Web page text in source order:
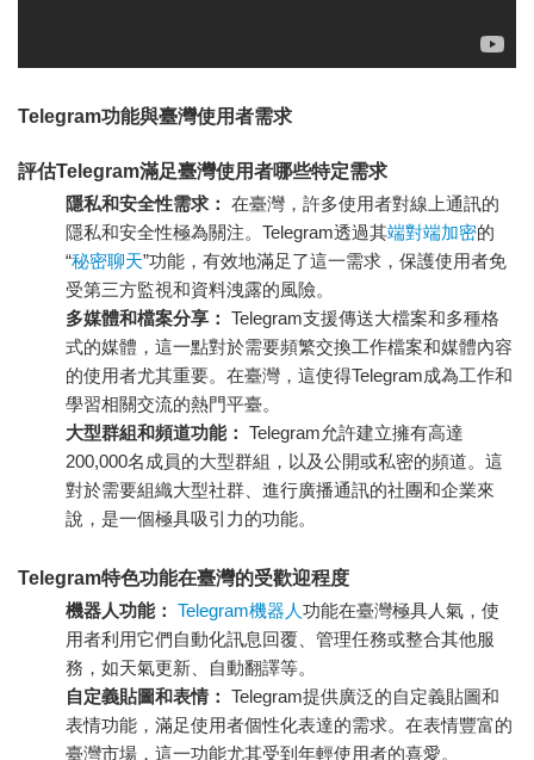
Telegram功能與臺灣使用者需求
評估Telegram滿足臺灣使用者哪些特定需求
隱私和安全性需求： 在臺灣，許多使用者對線上通訊的
隱私和安全性極為關注。Telegram透過其端對端加密的
“秘密聊天”功能，有效地滿足了這一需求，保護使用者免
受第三方監視和資料洩露的風險。
多媒體和檔案分享： Telegram支援傳送大檔案和多種格
式的媒體，這一點對於需要頻繁交換工作檔案和媒體內容
的使用者尤其重要。在臺灣，這使得Telegram成為工作和
學習相關交流的熱門平臺。
大型群組和頻道功能： Telegram允許建立擁有高達
200,000名成員的大型群組，以及公開或私密的頻道。這
對於需要組織大型社群、進行廣播通訊的社團和企業來
說，是一個極具吸引力的功能。
Telegram特色功能在臺灣的受歡迎程度
機器人功能： Telegram機器人功能在臺灣極具人氣，使
用者利用它們自動化訊息回覆、管理任務或整合其他服
務，如天氣更新、自動翻譯等。
自定義貼圖和表情： Telegram提供廣泛的自定義貼圖和
表情功能，滿足使用者個性化表達的需求。在表情豐富的
臺灣市場，這一功能尤其受到年輕使用者的喜愛。